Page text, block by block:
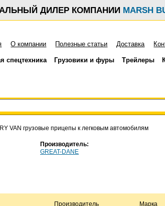
ДИЛЕР КОМПАНИИ MARSH
О компании Полезные статьи Доставка
спецтехника Грузовики и фуры Трейлеры
VAN грузовые прицепы к легковым автомобилям
Производитель:
GREAT-DANE
Производитель Марка